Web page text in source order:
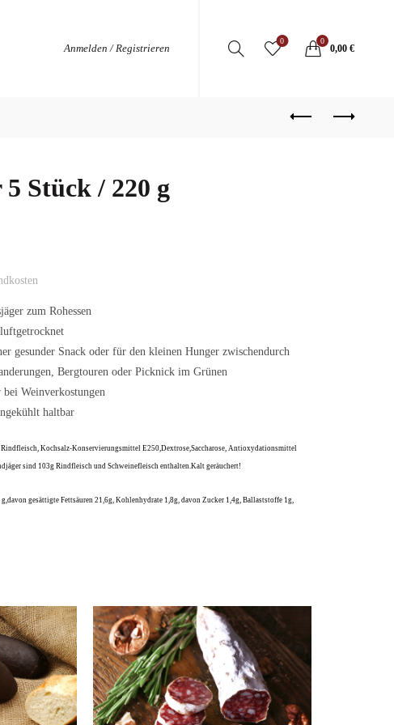
Anmelden / Registrieren
0 0
0,00 €
5 Stück / 220 g
zum Rohessen
gesunder Snack oder für den kleinen Hunger zwischendurch
Bergtouren oder Picknick im Grünen
Weinverkostungen
haltbar
Kochsalz-Konservierungsmittel E250,Dextrose,Saccharose, Antioxydationsmittel
sind 103g Rindfleisch und Schweinefleisch enthalten.Kalt geräuchert!
gesättigte Fettsäuren 21,6g, Kohlenhydrate 1,8g, davon Zucker 1,4g, Ballaststoffe 1g,
Compare